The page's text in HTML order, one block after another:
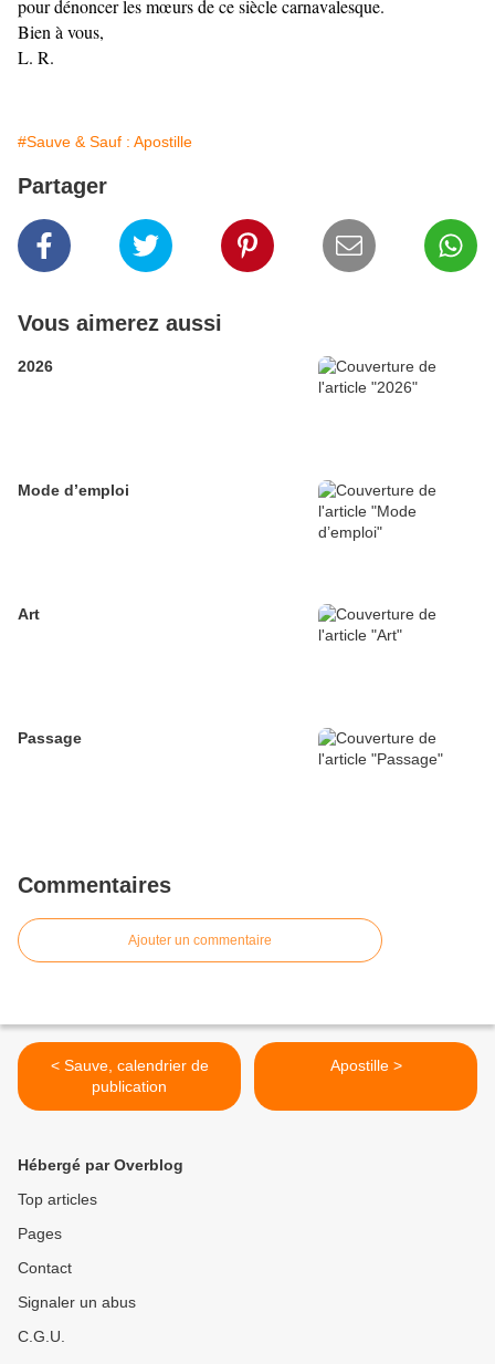
pour dénoncer les mœurs de ce siècle carnavalesque.
Bien à vous,
L. R.
#Sauve & Sauf : Apostille
Partager
Vous aimerez aussi
2026
Mode d’emploi
Art
Passage
Commentaires
Ajouter un commentaire
< Sauve, calendrier de
publication
Apostille >
Hébergé par Overblog
Top articles
Pages
Contact
Signaler un abus
C.G.U.